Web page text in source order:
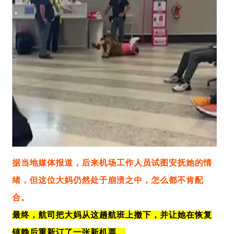
据当地媒体报道，后来机场工作人员试图安抚她的情
绪，但这位大妈仍然处于崩溃之中，怎么都不肯配
合。
最终，航司把大妈从这趟航班上撤下，并让她在恢复
镇静后重新订了一张新机票。